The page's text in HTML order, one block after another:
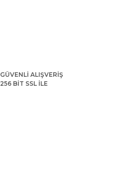
GÜVENLİ ALIŞVERİŞ
256 BİT SSL İLE